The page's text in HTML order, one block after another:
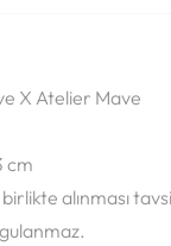
X Atelier Mave
cm
alınması